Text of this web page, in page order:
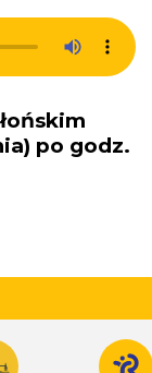
po godz.